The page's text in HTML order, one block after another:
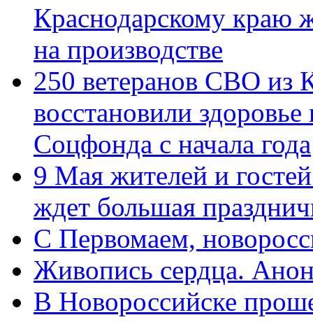
Краснодарскому краю
на производстве
250 ветеранов СВО из
восстановили
Соцфонда с начала года
9 Мая жителей и
ждет большая
C Первомаем,
Живопись сердца.
В Новороссийске